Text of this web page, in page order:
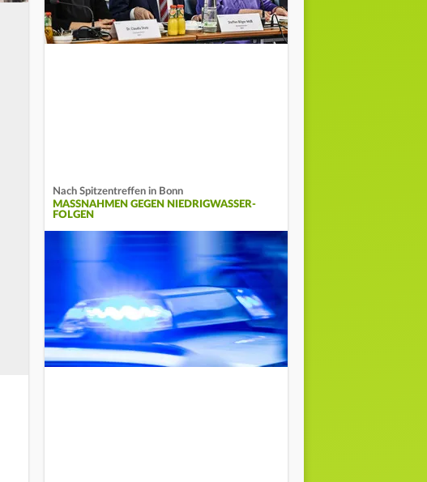
Nach Spitzentreffen in Bonn
MASSNAHMEN GEGEN NIEDRIGWASSER-F
OLGEN